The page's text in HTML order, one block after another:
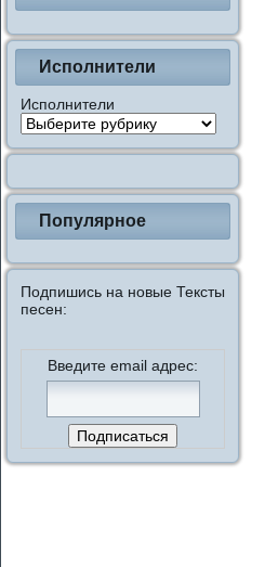
Исполнители
Исполнители
Популярное
Подпишись на новые Тексты
песен:
Введите email адрес: